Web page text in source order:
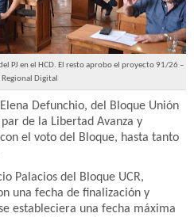
PJ en el HCD. El resto aprobo el proyecto 91/26 –
Regional Digital
Defunchio, del Bloque Unión
de la Libertad Avanza y
el voto del Bloque, hasta tanto
Palacios del Bloque UCR,
una fecha de finalización y
estableciera una fecha máxima